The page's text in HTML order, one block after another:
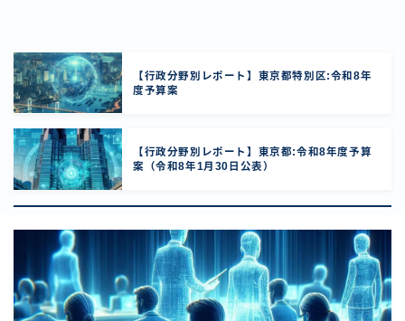
【行政分野別レポート】東京都特別区:令和8年
度予算案
【行政分野別レポート】東京都:令和8年度予算
案（令和8年1月30日公表）